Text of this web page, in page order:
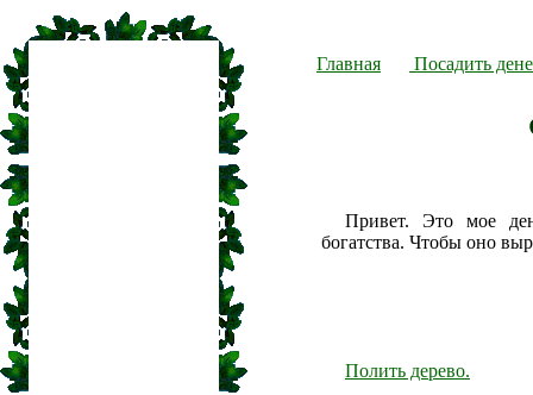
Главная Посадить
Привет. Это мое
богатства. Чтобы оно
Полить дерево.